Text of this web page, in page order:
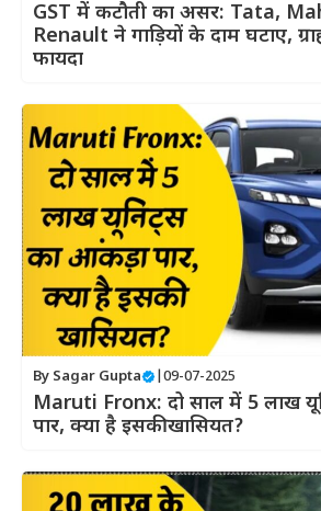
GST में कटौती का असर: Tata,
Renault ने गाड़ियों के दाम घटाए,
फायदा
By Sagar Gupta 09-07-2025
Maruti Fronx: दो साल में 5 लाख
पार, क्या है इसकी खासियत?